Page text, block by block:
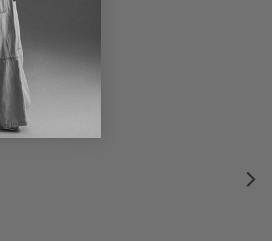
Sommerjacke von
DIP in black gloss
245,00 €
490,00 €